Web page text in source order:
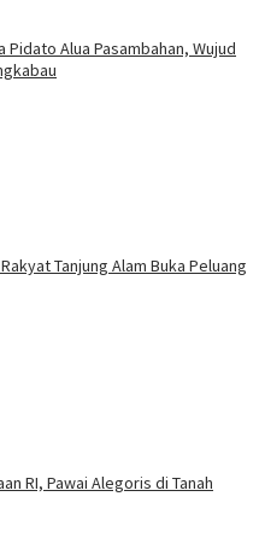
Pidato Alua Pasambahan, Wujud
Tanjung Alam Buka Peluang
RI, Pawai Alegoris di Tanah